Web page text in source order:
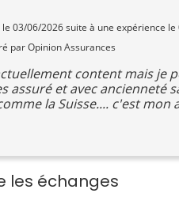
03/06/2026suite à une expérience
par Opinion Assurances
content mais je
assuré et avec ancienneté
la Suisse.... c'est
les échanges